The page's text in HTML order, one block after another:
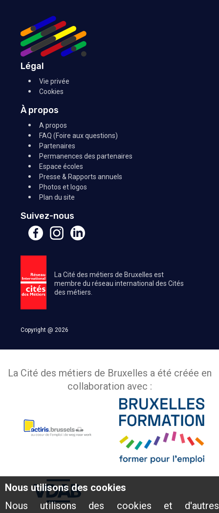
Nous utilisons des cookies
Nous utilisons des cookies et d'autres
Légal
Vie privée
Cookies
À propos
A propos
FAQ (Foire aux questions)
Partenaires
Permanences des partenaires
Espace écoles
Presse & Rapports annuels
Photos et logos
Plan du site
Suivez-nous
La Cité des métiers de Bruxelles est
membre du réseau international des Cités
des métiers.
Copyright @ 2026
La Cité des métiers de Bruxelles a été créée en
collaboration avec :